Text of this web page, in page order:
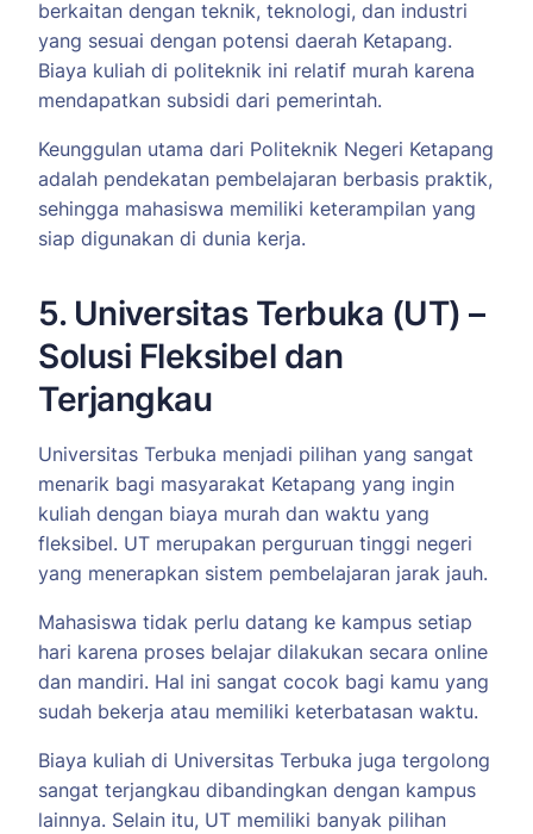
berkaitan dengan teknik, teknologi, dan industri
yang sesuai dengan potensi daerah Ketapang.
Biaya kuliah di politeknik ini relatif murah karena
mendapatkan subsidi dari pemerintah.
Keunggulan utama dari Politeknik Negeri Ketapang
adalah pendekatan pembelajaran berbasis praktik,
sehingga mahasiswa memiliki keterampilan yang
siap digunakan di dunia kerja.
5. Universitas Terbuka (UT) –
Solusi Fleksibel dan
Terjangkau
Universitas Terbuka menjadi pilihan yang sangat
menarik bagi masyarakat Ketapang yang ingin
kuliah dengan biaya murah dan waktu yang
fleksibel. UT merupakan perguruan tinggi negeri
yang menerapkan sistem pembelajaran jarak jauh.
Mahasiswa tidak perlu datang ke kampus setiap
hari karena proses belajar dilakukan secara online
dan mandiri. Hal ini sangat cocok bagi kamu yang
sudah bekerja atau memiliki keterbatasan waktu.
Biaya kuliah di Universitas Terbuka juga tergolong
sangat terjangkau dibandingkan dengan kampus
lainnya. Selain itu, UT memiliki banyak pilihan